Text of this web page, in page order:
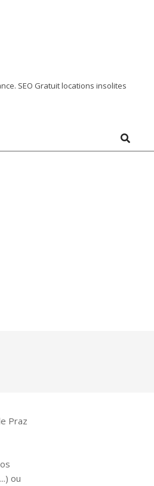
SEO Gratuit locations insolites
Search
Praz
ou